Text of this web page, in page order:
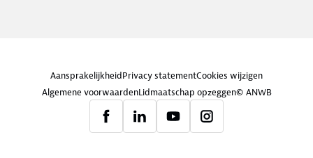
AansprakelijkheidPrivacy statementCookies wijzigen
Algemene voorwaardenLidmaatschap opzeggen© ANWB